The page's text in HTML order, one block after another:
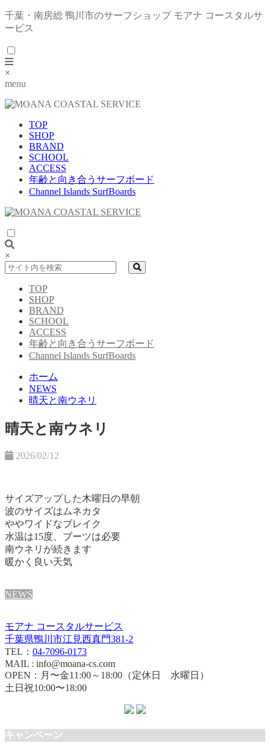
千葉・南房総 鴨川市のサーフショップ モアナ コースタルサ
ービス
×
menu
TOP
SHOP
BRAND
SCHOOL
ACCESS
年齢と向き合うサーフボード
Channel Islands SurfBoards
×
TOP
SHOP
BRAND
SCHOOL
ACCESS
年齢と向き合うサーフボード
Channel Islands SurfBoards
ホーム
NEWS
晴天と南ウネリ
晴天と南ウネリ
2026/02/12
サイズアップした木曜日の早朝
波のサイズはムネカタ
ややワイドなブレイク
水温は15度、ブーツは必要
南ウネリが続きます
暖かく良い天気
NEWS
モアナ コースタルサービス
千葉県鴨川市江見西真門381-2
TEL： 04-7096-0173
MAIL : info@moana-cs.com
OPEN：月〜金11:00～18:00（定休日 水曜日）
土日祝10:00〜18:00
キャンペーン